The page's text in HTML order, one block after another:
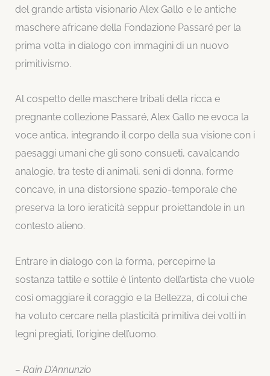
del grande artista visionario Alex Gallo e le antiche
maschere africane della Fondazione Passaré per la
prima volta in dialogo con immagini di un nuovo
primitivismo.
Al cospetto delle maschere tribali della ricca e
pregnante collezione Passaré, Alex Gallo ne evoca la
voce antica, integrando il corpo della sua visione con i
paesaggi umani che gli sono consueti, cavalcando
analogie, tra teste di animali, seni di donna, forme
concave, in una distorsione spazio-temporale che
preserva la loro ieraticità seppur proiettandole in un
contesto alieno.
Entrare in dialogo con la forma, percepirne la
sostanza tattile e sottile è l’intento dell’artista che vuole
così omaggiare il coraggio e la Bellezza, di colui che
ha voluto cercare nella plasticità primitiva dei volti in
legni pregiati, l’origine dell’uomo.
– Rain D’Annunzio